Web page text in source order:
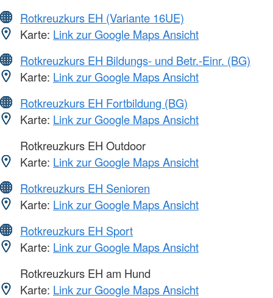
Rotkreuzkurs EH (Variante 16UE)
Karte: Link zur Google Maps Ansicht
Rotkreuzkurs EH Bildungs- und Betr.-Einr. (BG)
Karte: Link zur Google Maps Ansicht
Rotkreuzkurs EH Fortbildung (BG)
Karte: Link zur Google Maps Ansicht
Rotkreuzkurs EH Outdoor
Karte: Link zur Google Maps Ansicht
Rotkreuzkurs EH Senioren
Karte: Link zur Google Maps Ansicht
Rotkreuzkurs EH Sport
Karte: Link zur Google Maps Ansicht
Rotkreuzkurs EH am Hund
Karte: Link zur Google Maps Ansicht